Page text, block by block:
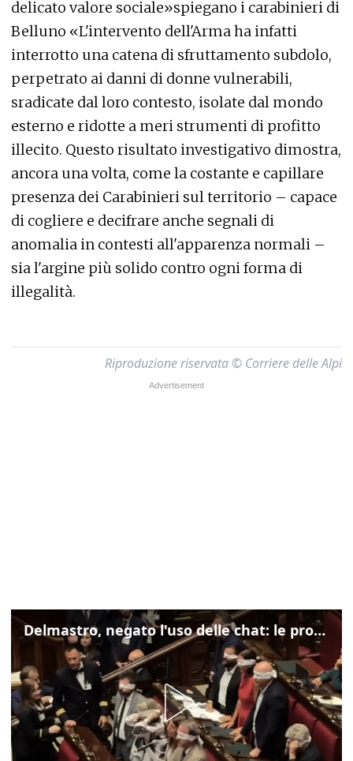
delicato valore sociale»spiegano i carabinieri di
Belluno «L'intervento dell'Arma ha infatti
interrotto una catena di sfruttamento subdolo,
perpetrato ai danni di donne vulnerabili,
sradicate dal loro contesto, isolate dal mondo
esterno e ridotte a meri strumenti di profitto
illecito. Questo risultato investigativo dimostra,
ancora una volta, come la costante e capillare
presenza dei Carabinieri sul territorio – capace
di cogliere e decifrare anche segnali di
anomalia in contesti all'apparenza normali –
sia l'argine più solido contro ogni forma di
illegalità.
Riproduzione riservata © Corriere delle Alpi
Delmastro, negato l'uso delle chat: le proteste di Avs e M5s